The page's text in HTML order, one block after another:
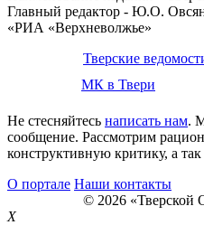
Главный редактор - Ю.О.
«РИА «Верхневолжье»
Тверские
МК в Твери
Не стесняйтесь написать нам.
сообщение. Рассмотрим
конструктивную критику, а
О портале Наши контакты
© 2026 «Тверской
X